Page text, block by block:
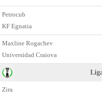
Petrocub
KF Egnatia
Maxline Rogachev
Universidad Craiova
Zira